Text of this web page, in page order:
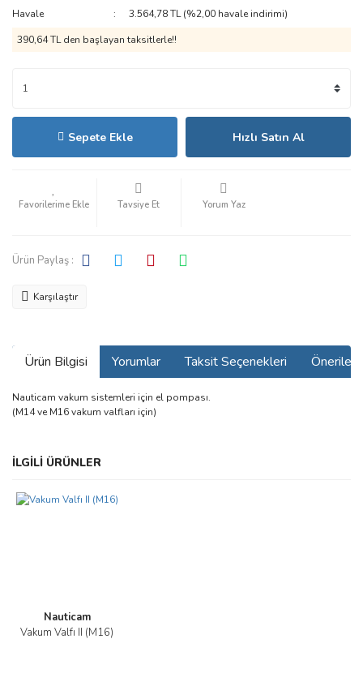
Havale
3.564,78 TL (%2,00 havale indirimi)
390,64 TL den başlayan taksitlerle!!
Sepete Ekle Hızlı Satın Al
Tavsiye Et Yorum Yaz
Ürün Paylaş :
Karşılaştır
Ürün Bilgisi Yorumlar Taksit Seçenekleri
Nauticam vakum sistemleri için el pompası.
(M14 ve M16 vakum valfları için)
Bu ürünün fiyat bilgisi, resim, ürün açıklamalarında ve diğer
konularda yetersiz gördüğünüz noktaları öneri formunu kullanarak
Görüş ve önerileriniz için teşekkür ederiz.
Bu ürüne benzer farklı alternatifler olmalı.
İLGİLİ ÜRÜNLER
Nauticam
Vakum Valfı II (M16)